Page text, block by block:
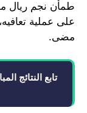
طمأن نجم ريال
على عملية
مضى.
تابع النتائج